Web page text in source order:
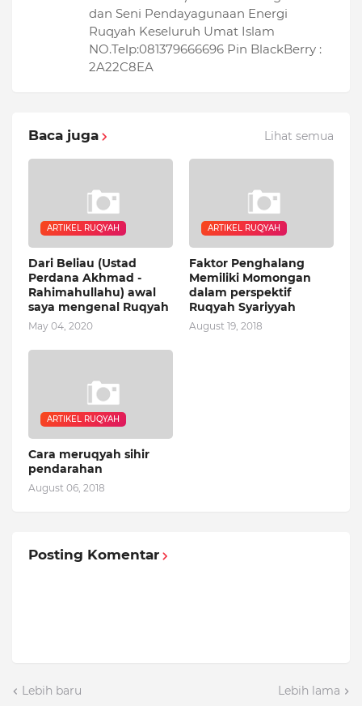
dan Seni Pendayagunaan Energi
Ruqyah Keseluruh Umat Islam
NO.Telp:081379666696 Pin BlackBerry :
2A22C8EA
Baca juga Lihat semua
ARTIKEL RUQYAH
Dari Beliau (Ustad
Perdana Akhmad -
Rahimahullahu) awal
saya mengenal Ruqyah
May 04, 2020
ARTIKEL RUQYAH
Faktor Penghalang
Memiliki Momongan
dalam perspektif
Ruqyah Syariyyah
August 19, 2018
ARTIKEL RUQYAH
Cara meruqyah sihir
pendarahan
August 06, 2018
Posting Komentar
Lebih baru Lebih lama